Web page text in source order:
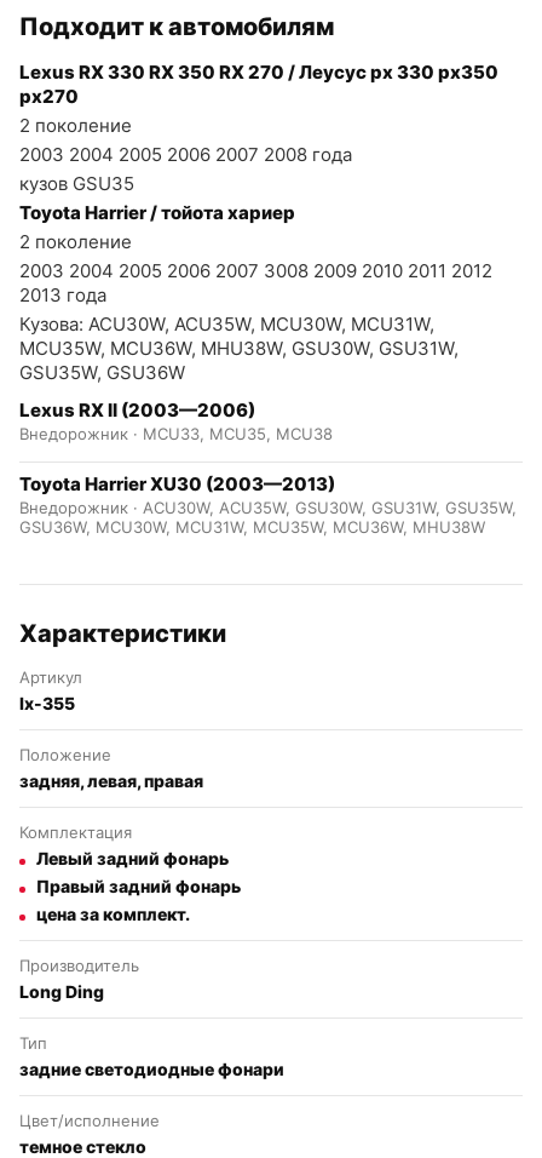
Подходит к автомобилям
Lexus RX 330 RX 350 RX 270 / Леусус рх 330 рх350
рх270
2 поколение
2003 2004 2005 2006 2007 2008 года
кузов GSU35
Toyota Harrier / тойота хариер
2 поколение
2003 2004 2005 2006 2007 3008 2009 2010 2011 2012
2013 года
Кузова: ACU30W, ACU35W, MCU30W, MCU31W,
MCU35W, MCU36W, MHU38W, GSU30W, GSU31W,
GSU35W, GSU36W
Lexus RX II (2003—2006)
Внедорожник · MCU33, MCU35, MCU38
Toyota Harrier XU30 (2003—2013)
Внедорожник · ACU30W, ACU35W, GSU30W, GSU31W, GSU35W,
GSU36W, MCU30W, MCU31W, MCU35W, MCU36W, MHU38W
Характеристики
Артикул
lx-355
Положение
задняя, левая, правая
Комплектация
Левый задний фонарь
Правый задний фонарь
цена за комплект.
Производитель
Long Ding
Тип
задние светодиодные фонари
Цвет/исполнение
темное стекло